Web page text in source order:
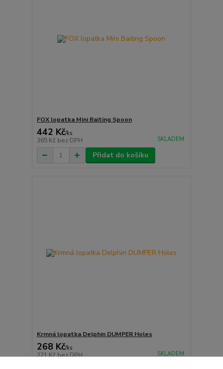
FOX lopatka Mini Baiting Spoon
442 Kč/ks
365 Kč bez DPH SKLADEM
Přidat do košíku
Krmná lopatka Delphin DUMPER Holes
268 Kč/ks
221 Kčbez DPH SKLADEM